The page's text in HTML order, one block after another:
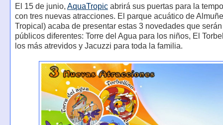
El 15 de junio, AquaTropicabrirá sus puertas para la
con tres nuevas atracciones. El parque acuático de
Tropical) acaba de presentar estas 3 novedades que
públicos diferentes: Torre del Agua para los niños, El
los más atrevidos y Jacuzzi para toda la familia.